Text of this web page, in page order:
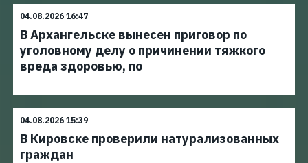
04.08.2026 16:47
В Архангельске вынесен приговор по
уголовному делу о причинении тяжкого
вреда здоровью, по
04.08.2026 15:39
В Кировске проверили натурализованных
граждан